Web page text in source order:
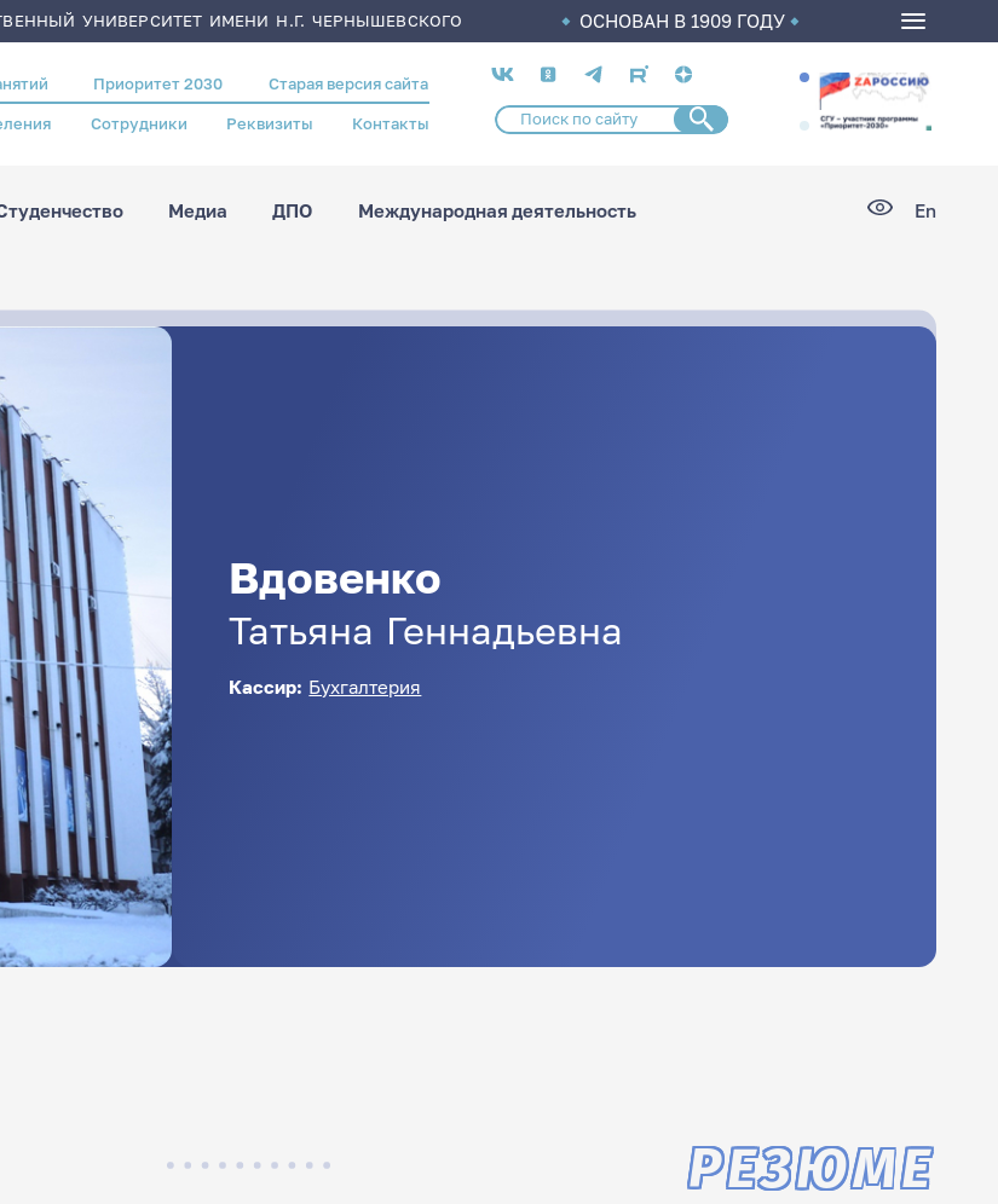
УНИВЕРСИТЕТ ИМЕНИ Н.Г. ЧЕРНЫШЕВСКОГО ОСНОВАН В 1909 ГОДУ
Приоритет 2030 Старая версия сайта
Сотрудники Реквизиты Контакты
Социальные
сети
Медиа ДПО Международная деятельность En
Вдовенко
Татьяна Геннадьевна
Кассир: Бухгалтерия
РЕЗЮМЕ